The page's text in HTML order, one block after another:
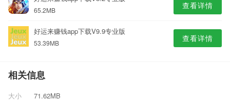
65.2MB 查看详情
好运来赚钱app下载V9.9专业版
53.39MB 查看详情
相关信息
大小
71.62MB